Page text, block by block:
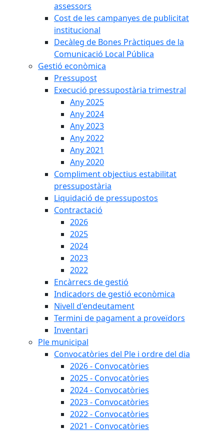
assessors
Cost de les campanyes de publicitat
institucional
Decàleg de Bones Pràctiques de la
Comunicació Local Pública
Gestió econòmica
Pressupost
Execució pressupostària trimestral
Any 2025
Any 2024
Any 2023
Any 2022
Any 2021
Any 2020
Compliment objectius estabilitat
pressupostària
Liquidació de pressupostos
Contractació
2026
2025
2024
2023
2022
Encàrrecs de gestió
Indicadors de gestió econòmica
Nivell d'endeutament
Termini de pagament a proveïdors
Inventari
Ple municipal
Convocatòries del Ple i ordre del dia
2026 - Convocatòries
2025 - Convocatòries
2024 - Convocatòries
2023 - Convocatòries
2022 - Convocatòries
2021 - Convocatòries